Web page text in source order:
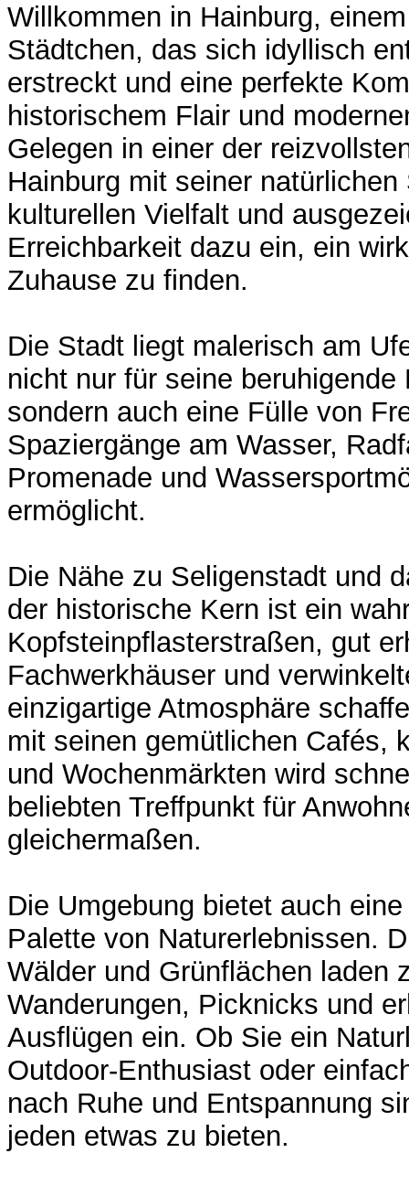
Willkommen in Hainburg,
Städtchen, das sich idyllisch
erstreckt und eine perfekte
historischem Flair und
Gelegen in einer der
Hainburg mit seiner natürlichen
kulturellen Vielfalt und
Erreichbarkeit dazu ein, ein
Zuhause zu finden.
Die Stadt liegt malerisch am
nicht nur für seine beruhigende
sondern auch eine Fülle von
Spaziergänge am Wasser,
Promenade und
ermöglicht.
Die Nähe zu Seligenstadt und
der historische Kern ist ein
Kopfsteinpflasterstraßen, gut
Fachwerkhäuser und
einzigartige Atmosphäre
mit seinen gemütlichen Cafés,
und Wochenmärkten wird
beliebten Treffpunkt für
gleichermaßen.
Die Umgebung bietet auch
Palette von Naturerlebnissen.
Wälder und Grünflächen laden
Wanderungen, Picknicks und
Ausflügen ein. Ob Sie ein
Outdoor-Enthusiast oder
nach Ruhe und Entspannung
jeden etwas zu bieten.